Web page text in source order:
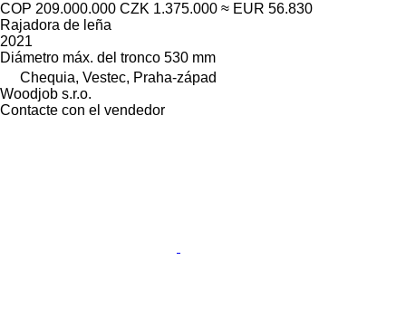
COP 209.000.000 CZK 1.375.000 ≈ EUR 56.830
Rajadora de leña
2021
Diámetro máx. del tronco 530 mm
Chequia, Vestec, Praha-západ
Woodjob s.r.o.
Contacte con el vendedor